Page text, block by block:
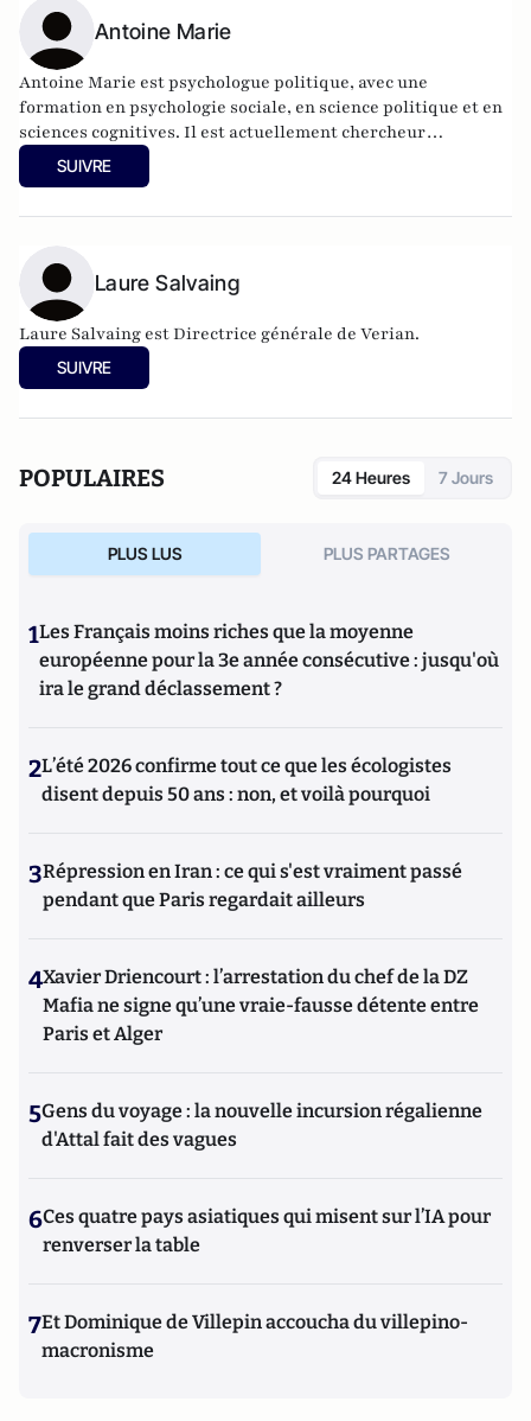
Antoine Marie
Antoine Marie est psychologue politique, avec une
formation en psychologie sociale, en science politique et en
sciences cognitives. Il est actuellement chercheur
postdoctoral au CEVIPOF. Auparavant, il a été membre de
l’Institut Jean Nicod à l’École Normale Supérieure de Paris.
SUIVRE
Laure Salvaing
Laure Salvaing est Directrice générale de Verian.
SUIVRE
POPULAIRES 24 Heures 7 Jours
PLUS LUS PLUS PARTAGES
1Les Français moins riches que la moyenne
européenne pour la 3e année consécutive : jusqu'où
ira le grand déclassement ?
2L’été 2026 confirme tout ce que les écologistes
disent depuis 50 ans : non, et voilà pourquoi
3Répression en Iran : ce qui s'est vraiment passé
pendant que Paris regardait ailleurs
4Xavier Driencourt : l’arrestation du chef de la DZ
Mafia ne signe qu’une vraie-fausse détente entre
Paris et Alger
5Gens du voyage : la nouvelle incursion régalienne
d'Attal fait des vagues
6Ces quatre pays asiatiques qui misent sur l’IA pour
renverser la table
7Et Dominique de Villepin accoucha du villepino-
macronisme